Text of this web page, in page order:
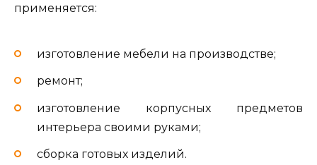
применяется:
изготовление мебели на производстве;
ремонт;
изготовление корпусных предметов
интерьера своими руками;
сборка готовых изделий.